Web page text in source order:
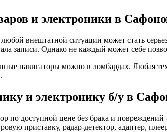
и электроники в
внештатной ситуации может стать
записи. Однако не каждый может себе
навигаторы можно в ломбардах. Любая
и электронику б/у в
по доступной цене без брака и
приставку, радар-детектор, адаптер,